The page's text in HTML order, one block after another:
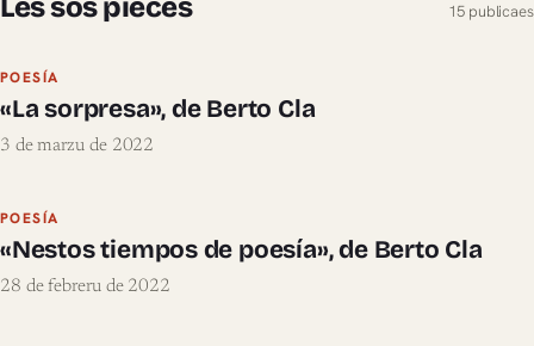
Les sos pieces 15 publicaes
POESÍA
«La sorpresa», de Berto Cla
3 de marzu de 2022
POESÍA
«Nestos tiempos de poesía», de Berto Cla
28 de febreru de 2022